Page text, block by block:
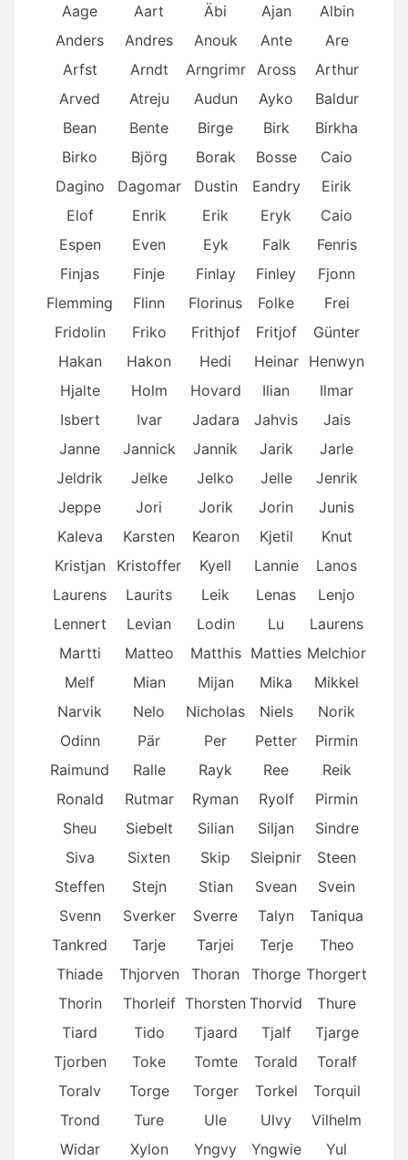
Aage Aart Äbi Ajan
Albin
Anders
Andres Anouk Ante
Are
Arfst
Arndt Arngrimr Aross
Arthur
Arved
Atreju Audun Ayko
Baldur
Bean
Bente Birge Birk
Birkha
Birko
Björg Borak Bosse
Caio
Dagino
Dagomar Dustin Eandry
Eirik
Elof
Enrik Erik Eryk
Caio
Espen
Even Eyk Falk
Fenris
Finjas
Finje Finlay Finley
Fjonn
Flemming
Flinn Florinus Folke
Frei
Fridolin
Friko Frithjof Fritjof
Günter
Hakan
Hakon Hedi Heinar
Henwyn
Hjalte
Holm Hovard Ilian
Ilmar
Isbert
Ivar Jadara Jahvis
Jais
Janne
Jannick Jannik Jarik
Jarle
Jeldrik
Jelke Jelko Jelle
Jenrik
Jeppe
Jori Jorik Jorin
Junis
Kaleva
Karsten Kearon Kjetil
Knut
Kristjan
Kristoffer Kyell Lannie
Lanos
Laurens
Laurits Leik Lenas
Lenjo
Lennert
Levian Lodin Lu
Laurens
Martti
Matteo Matthis Matties Melchior
Melf
Mian Mijan Mika
Mikkel
Narvik
Nelo Nicholas Niels
Norik
Odinn
Pär Per Petter
Pirmin
Raimund
Ralle Rayk Ree
Reik
Ronald
Rutmar Ryman Ryolf
Pirmin
Sheu
Siebelt Silian Siljan
Sindre
Siva
Sixten Skip Sleipnir
Steen
Steffen
Stejn Stian Svean
Svein
Svenn
Sverker Sverre Talyn
Taniqua
Tankred
Tarje Tarjei Terje
Theo
Thiade
Thjorven Thoran Thorge Thorgert
Thorin
Thorleif Thorsten Thorvid
Thure
Tiard
Tido Tjaard Tjalf
Tjarge
Tjorben
Toke Tomte Torald
Toralf
Toralv
Torge Torger Torkel
Torquil
Trond
Ture Ule Ulvy
Vilhelm
Widar
Xylon Yngvy Yngwie
Yul